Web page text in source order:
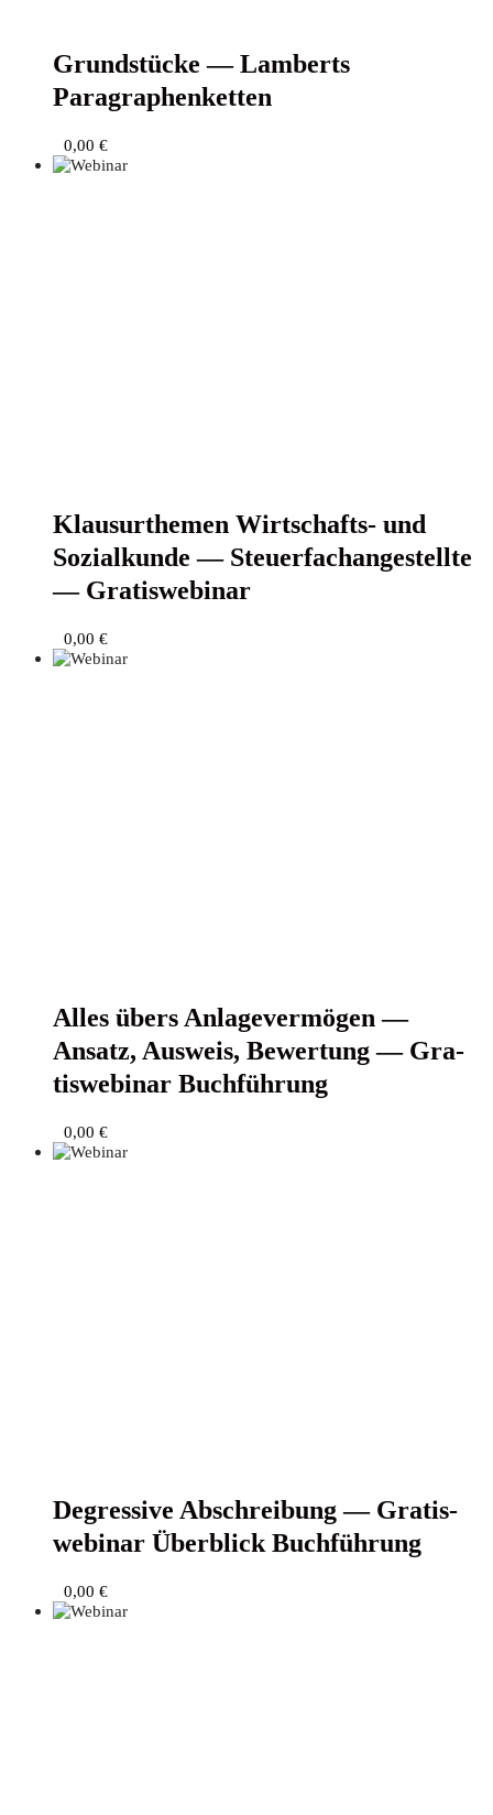
Grund­stü­cke — Lam­berts
Paragraphenketten
0,00 €
Klau­sur­the­men Wirt­schafts- und
Sozi­al­kun­de — Steu­er­fach­an­ge­stell­te
— Gratiswebinar
0,00 €
Alles übers Anla­ge­ver­mö­gen —
Ansatz, Aus­weis, Bewer­tung — Gra­
tis­web­i­nar Buchführung
0,00 €
Degres­si­ve Abschrei­bung — Gra­tis­
web­i­nar Über­blick Buchführung
0,00 €